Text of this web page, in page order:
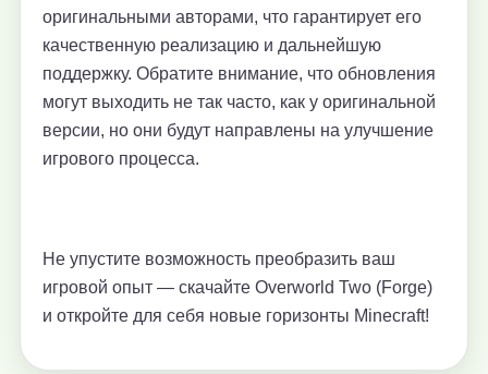
оригинальными авторами, что гарантирует его
качественную реализацию и дальнейшую
поддержку. Обратите внимание, что обновления
могут выходить не так часто, как у оригинальной
версии, но они будут направлены на улучшение
игрового процесса.
Не упустите возможность преобразить ваш
игровой опыт — скачайте Overworld Two (Forge)
и откройте для себя новые горизонты Minecraft!